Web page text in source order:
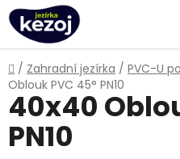
Přejít
na
obsah
Domů
/ Zahradní jezírka / PVC-U
Oblouk PVC 45° PN10
40x40
PN10